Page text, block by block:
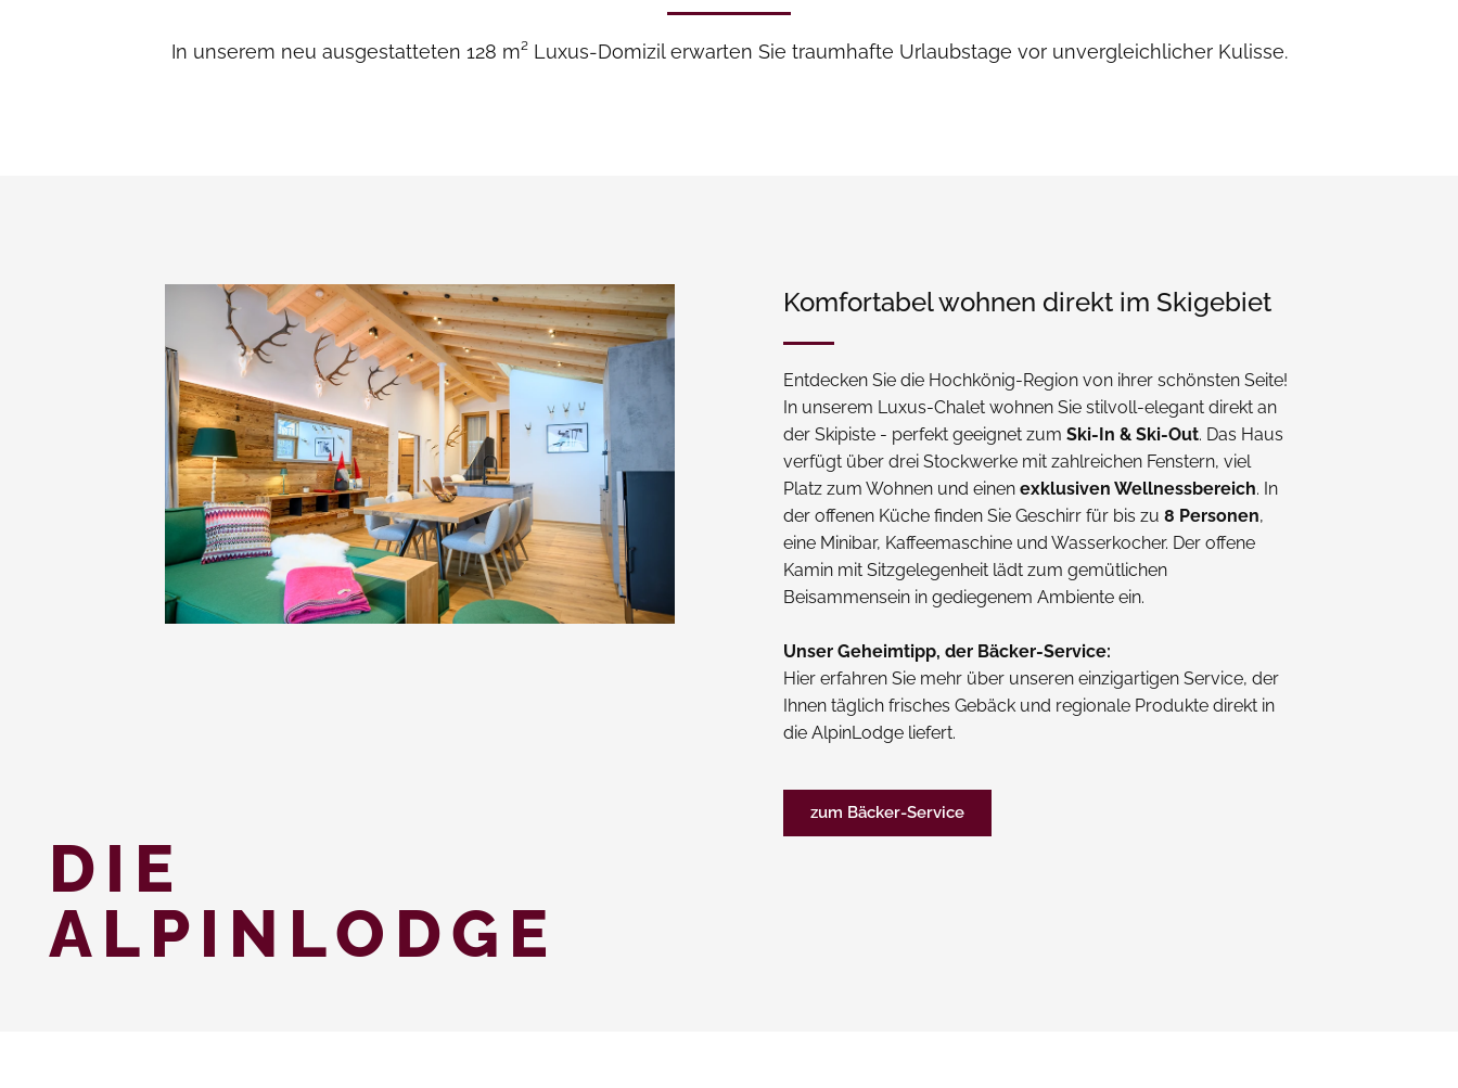
In unserem neu ausgestatteten 128 m² Luxus-Domizil erwarten Sie traumhafte Urlaubstage vor unvergleichlicher Kulisse.
Komfortabel wohnen direkt im Skigebiet
Entdecken Sie die Hochkönig-Region von ihrer schönsten Seite!
In unserem Luxus-Chalet wohnen Sie stilvoll-elegant direkt an
der Skipiste - perfekt geeignet zum Ski-In & Ski-Out. Das Haus
verfügt über drei Stockwerke mit zahlreichen Fenstern, viel
Platz zum Wohnen und einen exklusiven Wellnessbereich. In
der offenen Küche finden Sie Geschirr für bis zu 8 Personen,
eine Minibar, Kaffeemaschine und Wasserkocher. Der offene
Kamin mit Sitzgelegenheit lädt zum gemütlichen
Beisammensein in gediegenem Ambiente ein.
Unser Geheimtipp, der Bäcker-Service:
Hier erfahren Sie mehr über unseren einzigartigen Service, der
Ihnen täglich frisches Gebäck und regionale Produkte direkt in
die AlpinLodge liefert.
zum Bäcker-Service
DIE
ALPINLODGE